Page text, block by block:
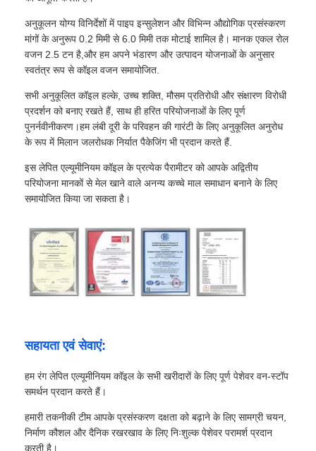
अनुकूलन योग्य विनिर्देशों में पाइप इन्सुलेशन और विभिन्न औद्योगिक प्रसंस्करण
मांगों के अनुरूप 0.2 मिमी से 6.0 मिमी तक मोटाई शामिल है। मानक एकल रोल
वजन 2.5 टन है,और हम अपने भंडारण और उत्पादन योजनाओं के अनुसार
स्वतंत्र रूप से कॉइल वजन समायोजित.
सभी अनुकूलित कॉइल हल्के, उच्च शक्ति, मौसम प्रतिरोधी और संक्षारण विरोधी
प्रदर्शन को बनाए रखते हैं, साथ ही हरित परियोजनाओं के लिए पूर्ण
पुनर्नवीनीकरण।हम लंबी दूरी के परिवहन की गारंटी के लिए अनुकूलित अनुरोध
के रूप में मिलान जलरोधक निर्यात पैकेजिंग भी प्रदान करते हैं.
इस लेपित एल्यूमीनियम कॉइल के प्रत्येक पैरामीटर को आपके अद्वितीय
परियोजना मानकों से मेल खाने वाले अनन्य कच्चे माल समाधान बनाने के लिए
समायोजित किया जा सकता है।
सहायता एवं सेवाएं:
हम रंग लेपित एल्यूमीनियम कॉइल के सभी खरीदारों के लिए पूर्ण पेशेवर वन-स्टॉप
समर्थन प्रदान करते हैं।
हमारी तकनीकी टीम आपके प्रसंस्करण दक्षता को बढ़ाने के लिए सामग्री चयन,
निर्माण कौशल और दैनिक रखरखाव के लिए निःशुल्क पेशेवर परामर्श प्रदान
करती है।